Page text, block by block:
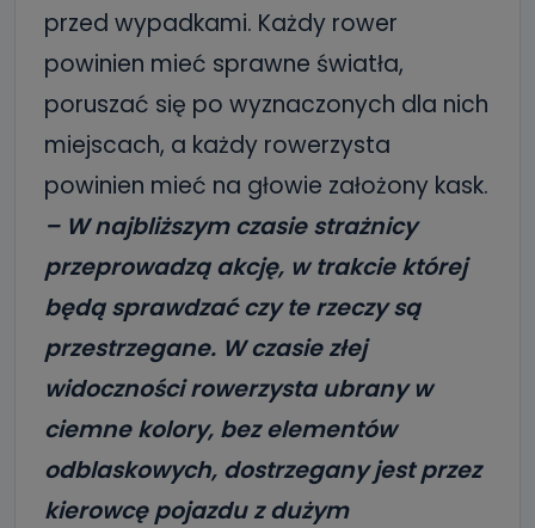
przed wypadkami. Każdy rower
powinien mieć sprawne światła,
poruszać się po wyznaczonych dla nich
miejscach, a każdy rowerzysta
powinien mieć na głowie założony kask.
– W najbliższym czasie strażnicy
przeprowadzą akcję, w trakcie której
będą sprawdzać czy te rzeczy są
przestrzegane. W czasie złej
widoczności rowerzysta ubrany w
ciemne kolory, bez elementów
odblaskowych, dostrzegany jest przez
kierowcę pojazdu z dużym